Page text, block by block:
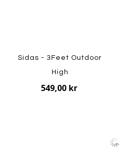
Sidas - 3Feet Outdoor
High
549,00 kr